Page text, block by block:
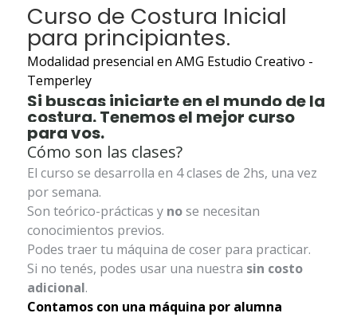
Curso de Costura Inicial
para principiantes.
Modalidad presencial en AMG Estudio Creativo -
Temperley
Si buscas iniciarte en el mundo de la
costura. Tenemos el mejor curso
para vos.
Cómo son las clases?
El curso se desarrolla en 4 clases de 2hs, una vez
por semana.
Son teórico-prácticas y nose necesitan
conocimientos previos.
Podes traer tu máquina de coser para practicar.
Si no tenés, podes usar una nuestra sin costo
adicional.
Contamos con una máquina por alumna